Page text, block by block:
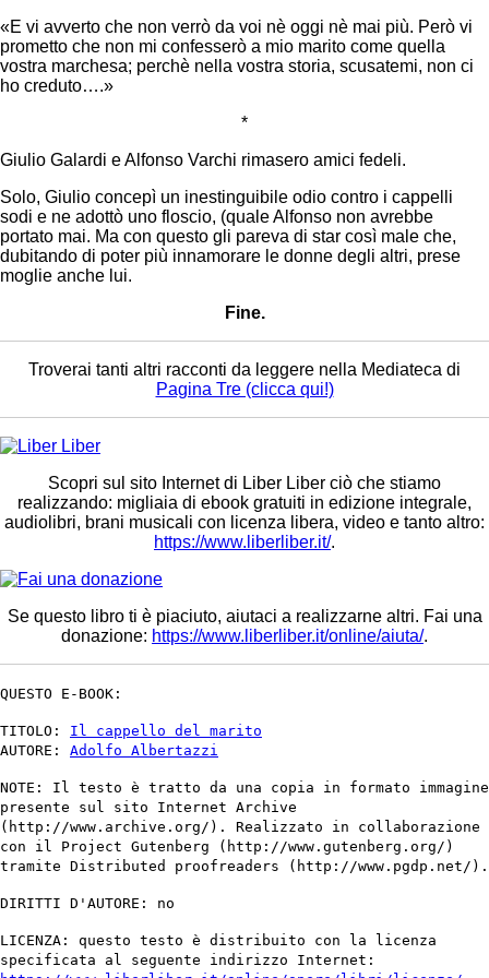
«E vi avverto che non verrò da voi nè oggi nè mai più. Però vi
prometto che non mi confesserò a mio marito come quella
vostra marchesa; perchè nella vostra storia, scusatemi, non ci
ho creduto….»
*
Giulio Galardi e Alfonso Varchi rimasero amici fedeli.
Solo, Giulio concepì un inestinguibile odio contro i cappelli
sodi e ne adottò uno floscio, (quale Alfonso non avrebbe
portato mai. Ma con questo gli pareva di star così male che,
dubitando di poter più innamorare le donne degli altri, prese
moglie anche lui.
Fine.
Troverai tanti altri racconti da leggere nella Mediateca di
Pagina Tre (clicca qui!)
Scopri sul sito Internet di Liber Liber ciò che stiamo
realizzando: migliaia di ebook gratuiti in edizione integrale,
audiolibri, brani musicali con licenza libera, video e tanto altro:
https://www.liberliber.it/.
Se questo libro ti è piaciuto, aiutaci a realizzarne altri. Fai una
donazione: https://www.liberliber.it/online/aiuta/.
QUESTO E-BOOK:
TITOLO: Il cappello del marito
AUTORE: Adolfo Albertazzi
NOTE: Il testo è tratto da una copia in formato immagine
presente sul sito Internet Archive
(http://www.archive.org/). Realizzato in collaborazione
con il Project Gutenberg (http://www.gutenberg.org/)
tramite Distributed proofreaders (http://www.pgdp.net/).
DIRITTI D'AUTORE: no
LICENZA: questo testo è distribuito con la licenza
specificata al seguente indirizzo Internet: